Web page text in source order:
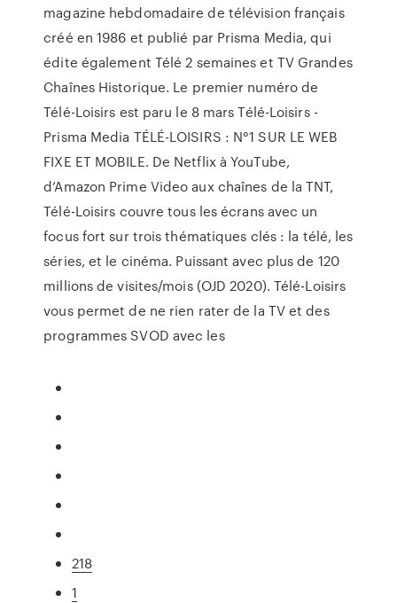
magazine hebdomadaire de télévision français
créé en 1986 et publié par Prisma Media, qui
édite également Télé 2 semaines et TV Grandes
Chaînes Historique. Le premier numéro de
Télé-Loisirs est paru le 8 mars Télé-Loisirs -
Prisma Media TÉLÉ-LOISIRS : N°1 SUR LE WEB
FIXE ET MOBILE. De Netflix à YouTube,
d’Amazon Prime Video aux chaînes de la TNT,
Télé-Loisirs couvre tous les écrans avec un
focus fort sur trois thématiques clés : la télé, les
séries, et le cinéma. Puissant avec plus de 120
millions de visites/mois (OJD 2020). Télé-Loisirs
vous permet de ne rien rater de la TV et des
programmes SVOD avec les
218
1